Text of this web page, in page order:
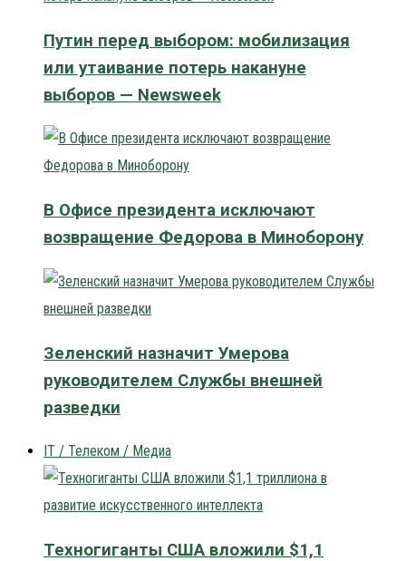
Путин перед выбором: мобилизация
или утаивание потерь накануне
выборов — Newsweek
В Офисе президента исключают
возвращение Федорова в Миноборону
Зеленский назначит Умерова
руководителем Службы внешней
разведки
IT / Телеком / Медиа
Техногиганты США вложили $1,1